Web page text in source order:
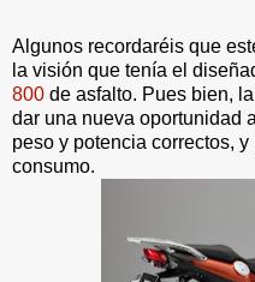
Algunos recordaréis que
la visión que tenía el
800 de asfalto. Pues bien,
dar una nueva oportunidad
peso y potencia correctos,
consumo.